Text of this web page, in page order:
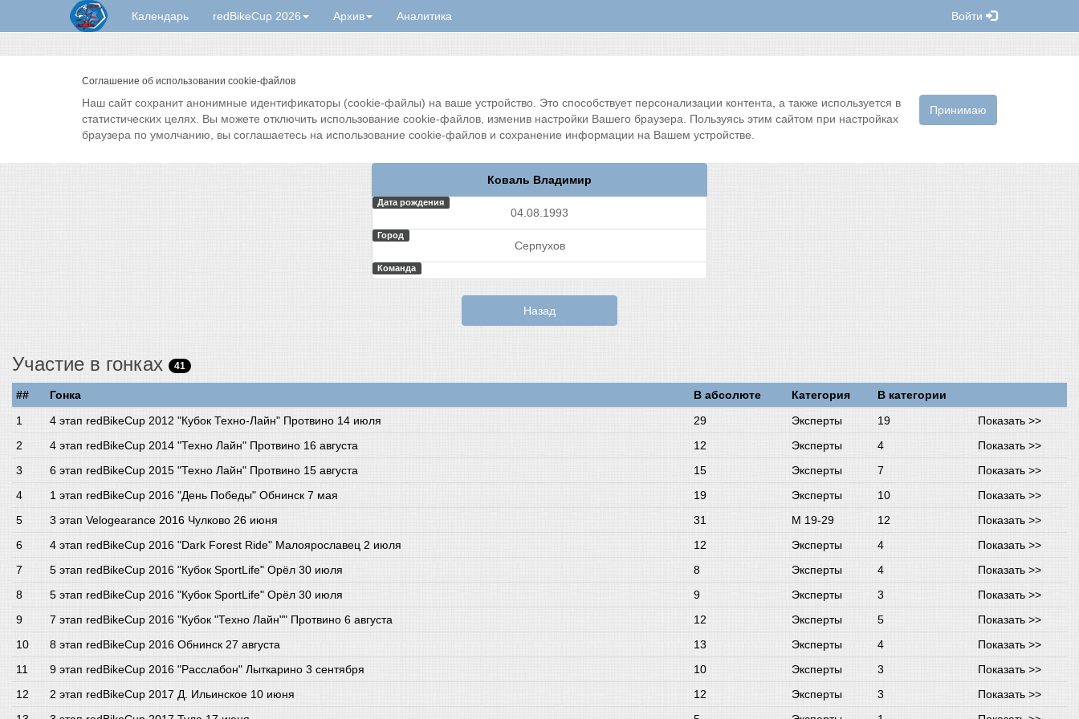
Календарь redBikeCup 2026 Архив Аналитика Войти
Соглашение об использовании cookie-файлов
Принимаю
Наш сайт сохранит анонимные идентификаторы (cookie-файлы) на ваше устройство. Это способствует персонализации контента, а также используется в
статистических целях. Вы можете отключить использование cookie-файлов, изменив настройки Вашего браузера. Пользуясь этим сайтом при настройках
браузера по умолчанию, вы соглашаетесь на использование cookie-файлов и сохранение информации на Вашем устройстве.
Коваль Владимир
Дата рождения
04.08.1993
Город
Серпухов
Команда
Назад
Участие в гонках 41
## Гонка В абсолюте Категория
В категории
4 этап redBikeCup 2012 "Кубок Техно-Лайн" Протвино 14 июля
29 Эксперты 19
Показать >>
4 этап redBikeCup 2014 "Техно Лайн" Протвино 16 августа
12 Эксперты 4
Показать >>
6 этап redBikeCup 2015 "Техно Лайн" Протвино 15 августа
15 Эксперты 7
Показать >>
1 этап redBikeCup 2016 "День Победы" Обнинск 7 мая
19 Эксперты 10
Показать >>
3 этап Velogearance 2016 Чулково 26 июня
31 М 19-29 12
Показать >>
4 этап redBikeCup 2016 "Dark Forest Ride" Малоярославец 2 июля
12 Эксперты 4
Показать >>
5 этап redBikeCup 2016 "Кубок SportLife" Орёл 30 июля
8 Эксперты 4
Показать >>
5 этап redBikeCup 2016 "Кубок SportLife" Орёл 30 июля
9 Эксперты 3
Показать >>
7 этап redBikeCup 2016 "Кубок "Техно Лайн"" Протвино 6 августа
12 Эксперты 5
Показать >>
8 этап redBikeCup 2016 Обнинск 27 августа
13 Эксперты 4
Показать >>
9 этап redBikeCup 2016 "Расслабон" Лыткарино 3 сентября
10 Эксперты 3
Показать >>
2 этап redBikeCup 2017 Д. Ильинское 10 июня
12 Эксперты 3
Показать >>